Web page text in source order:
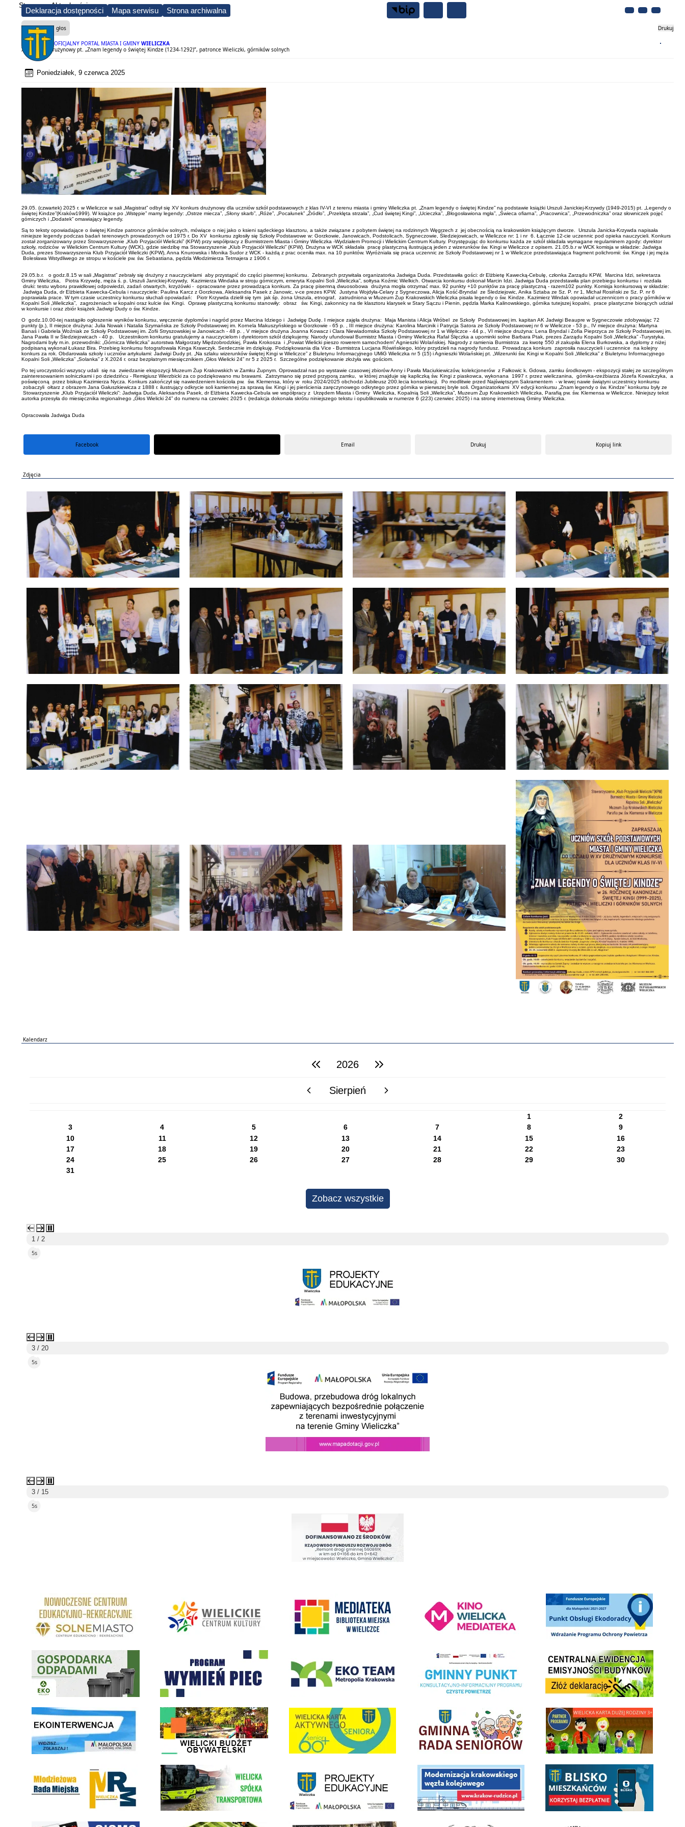
Deklaracja dostępności Mapa serwisu Strona archiwalna
OFICJALNY PORTAL MIASTA I GMINY WIELICZKA
Strona Aktualności
Czytaj na głos Drukuj
XV konkurs drużynowy pt. „Znam legendy o świętej Kindze (1234-1292)”, patronce Wieliczki, górników solnych
Poniedziałek, 9 czerwca 2025
29.05. (czwartek) 2025 r. w Wieliczce w sali „Magistrat” odbył się XV konkurs drużynowy dla uczniów szkół podstawowych z klas IV-VI z terenu miasta i gminy Wieliczka pt. „Znam legendy o świętej Kindze” na podstawie książki Urszuli Janickiej-Krzywdy (1949-2015) pt. „Legendy o
świętej Kindze”(Kraków1999). W książce po „Wstępie” mamy legendy: „Ostrze miecza”, „Słony skarb”, „Róże”, „Pocałunek” „Źródło”, „Przeklęta strzała”, „Cud świętej Kingi”, „Ucieczka”, „Błogosławiona mgła”, „Świeca ofiarna”, „Pracownica”, „Przewodniczka” oraz słowniczek pojęć
górniczych i „Dodatek” omawiający legendy.
Są to teksty opowiadające o świętej Kindze patronce górników solnych, mówiące o niej jako o ksieni sądeckiego klasztoru, a także związane z pobytem świętej na rodzinnych Węgrzech z jej obecnością na krakowskim książęcym dworze. Urszula Janicka-Krzywda napisała
niniejsze legendy podczas badań terenowych prowadzonych od 1975 r. Do XV konkursu zgłosiły się Szkoły Podstawowe w: Gorzkowie, Janowicach, Podstolicach, Sygneczowie, Śledziejowicach, w Wieliczce nr: 1 i nr 6. Łącznie 12-cie uczennic pod opieka nauczycieli. Konkurs
został zorganizowany przez Stowarzyszenie „Klub Przyjaciół Wieliczki” (KPW) przy współpracy z Burmistrzem Miasta i Gminy Wieliczka -Wydziałem Promocji i Wielickim Centrum Kultury. Przystępując do konkursu każda ze szkół składała wymagane regulaminem zgody: dyrektor
szkoły, rodziców w Wielickim Centrum Kultury (WCK), gdzie siedzibę ma Stowarzyszenie „Klub Przyjaciół Wieliczki” (KPW). Drużyna w WCK składała pracę plastyczną ilustrującą jeden z wizerunków św. Kingi w Wieliczce z opisem. 21.05.b.r w WCK komisja w składzie: Jadwiga
Duda, prezes Stowarzyszenia Klub Przyjaciół Wieliczki (KPW), Anna Knurowska i Monika Sudor z WCK - każdą z prac oceniła max. na 10 punktów. Wyróżniała się praca uczennic ze Szkoły Podstawowej nr 1 w Wieliczce przedstawiająca fragment polichromii: św. Kingę i jej męża
Bolesława Wstydliwego ze stropu w kościele pw. św. Sebastiana, pędzla Włodzimierza Tetmajera z 1906 r.
29.05.b.r. o godz.8.15 w sali „Magistrat” zebrały się drużyny z nauczycielami aby przystąpić do części pisemnej konkursu. Zebranych przywitała organizatorka Jadwiga Duda. Przedstawiła gości: dr Elżbietę Kawecką-Cebulę, członka Zarządu KPW, Marcina Idzi, sekretarza
Gminy Wieliczka, Piotra Krzywdę, męża ś. p. Urszuli Janickiej-Krzywdy, Kazimierza Windaka w stroju górniczym, emeryta Kopalni Soli „Wieliczka”, sołtysa Koźmic Wielkich. Otwarcia konkursu dokonał Marcin Idzi. Jadwiga Duda przedstawiła plan przebiegu konkursu i rozdała
druki: testu wyboru prawidłowej odpowiedzi, zadań otwartych, krzyżówki - opracowane przez prowadząca konkurs. Za pracę pisemną dwuosobowa drużyna mogła otrzymać max. 92 punkty +10 punktów za pracę plastyczną - razem102 punkty. Komisja konkursową w składzie:
Jadwiga Duda, dr Elżbieta Kawecka-Cebula i nauczyciele: Paulina Karcz z Gorzkowa, Aleksandra Pasek z Janowic, v-ce prezes KPW, Justyna Wojdyła-Celary z Sygneczowa, Alicja Kość-Bryndal ze Śledziejowic, Anika Sztaba ze Sz. P. nr 1, Michał Rosiński ze Sz. P. nr 6
poprawiała prace. W tym czasie uczestnicy konkursu słuchali opowiadań: Piotr Krzywda dzielił się tym jak śp. żona Urszula, etnograf, zatrudniona w Muzeum Żup Krakowskich Wieliczka pisała legendy o św. Kindze. Kazimierz Windak opowiadał uczennicom o pracy górników w
Kopalni Soli „Wieliczka”, zagrożeniach w kopalni oraz kulcie św. Kingi. Oprawę plastyczną konkursu stanowiły: obraz św. Kingi, zakonnicy na tle klasztoru klarysek w Stary Sączu i Pienin, pędzla Marka Kalinowskiego, górnika tutejszej kopalni, prace plastyczne biorących udział
w konkursie i oraz zbiór książek Jadwigi Dudy o św. Kindze.
O godz.10.00-tej nastąpiło ogłoszenie wyników konkursu, wręczenie dyplomów i nagród przez Marcina Idziego i Jadwigę Dudę. I miejsce zajęła drużyna: Maja Manista i Alicja Wróbel ze Szkoły Podstawowej im. kapitan AK Jadwigi Beaupre w Sygneczowie zdobywając 72
punkty (p.), II miejsce drużyna: Julia Nowak i Natalia Szymańska ze Szkoły Podstawowej im. Kornela Makuszyńskiego w Gorzkowie - 65 p. , III miejsce drużyna: Karolina Marcinik i Patrycja Satora ze Szkoły Podstawowej nr 6 w Wieliczce - 53 p., IV miejsce drużyna: Martyna
Banaś i Gabriela Woźniak ze Szkoły Podstawowej im. Zofii Stryszowskiej w Janowicach - 48 p. , V miejsce drużyna Joanna Kowacz i Clara Niewiadomska Szkoły Podstawowej nr 1 w Wieliczce - 44 p., VI miejsce drużyna: Lena Bryndal i Zofia Pieprzyca ze Szkoły Podstawowej im.
Jana Pawła II w Śledziejowicach - 40 p. Uczestnikom konkursu gratulujemy a nauczycielom i dyrektorom szkół dziękujemy. Narody ufundował Burmistrz Miasta i Gminy Wieliczka Rafał Ślęczka a upominki solne Barbara Ptak, prezes Zarządu Kopalni Soli „Wieliczka” -Turystyka.
Nagrodami były m.in. przewodniki: „Górnicza Wieliczka” autorstwa Małgorzaty Międzobrodzkiej, Pawła Krokosza i „Powiat Wielicki pieszo rowerem samochodem” Agnieszki Wolańskiej. Nagrody z ramienia Burmistrza za kwotę 550 zł zakupiła Elena Burkowska, a dyplomy z niżej
podpisaną wykonał Łukasz Bira. Przebieg konkursu fotografowała Kinga Krawczyk. Serdecznie im dziękuję. Podziękowania dla Vice - Burmistrza Lucjana Rówińskiego, który przydzieli na nagrody fundusz. Prowadząca konkurs zaprosiła nauczycieli i uczennice na kolejny
konkurs za rok. Obdarowała szkoły i uczniów artykułami: Jadwigi Dudy pt. „Na szlaku wizerunków świętej Kingi w Wieliczce” z Biuletynu Informacyjnego UMiG Wieliczka nr 5 (15) i Agnieszki Wolańskiej pt. „Wizerunki św. Kingi w Kopalni Soli „Wieliczka” z Biuletynu Informacyjnego
Kopalni Soli „Wieliczka” „Solanka” z X.2024 r. oraz bezpłatnym miesięcznikiem „Głos Wielicki 24” nr 5 z 2025 r. Szczególne podziękowanie złożyła ww. gościom.
Po tej uroczystości wszyscy udali się na zwiedzanie ekspozycji Muzeum Żup Krakowskich w Zamku Żupnym. Oprowadzał nas po wystawie czasowej zbiorów Anny i Pawła Maciukiewiczów, kolekcjonerów z Fałkowic k. Gdowa, zamku środkowym - ekspozycji stałej ze szczególnym
zainteresowaniem solniczkami i po dziedzińcu - Remigiusz Wierzbicki za co podziękowano mu brawami. Zatrzymano się przed przyporą zamku, w której znajduje się kapliczką św. Kingi z piaskowca, wykonana 1997 r. przez wieliczanina, górnika-rzeźbiarza Józefa Kowalczyka, a
poświęconą przez biskup Kazimierza Nycza. Konkurs zakończył się nawiedzeniem kościoła pw. św. Klemensa, który w roku 2024/2025 obchodzi Jubileusz 200.lecia konsekracji. Po modlitwie przed Najświętszym Sakramentem - w lewej nawie świątyni uczestnicy konkursu
zobaczyli ołtarz z obrazem Jana Gałuszkiewicza z 1888 r. ilustrujący odkrycie soli kamiennej za sprawą św. Kingi i jej pierścienia zaręczynowego odkrytego przez górnika w pierwszej bryle soli. Organizatorkami XV edycji konkursu „Znam legendy o św. Kindze” konkursu były ze
Stowarzyszenie „Klub Przyjaciół Wieliczki”: Jadwiga Duda, Aleksandra Pasek, dr Elżbieta Kawecka-Cebula we współpracy z Urzędem Miasta i Gminy Wieliczka, Kopalnią Soli „Wieliczka”, Muzeum Żup Krakowskich Wieliczka, Parafią pw. św. Klemensa w Wieliczce. Niniejszy tekst
autorka przesyła do miesięcznika regionalnego „Głos Wielicki 24” do numeru na czerwiec 2025 r. (redakcja dokonała skrótu niniejszego tekstu i opublikowała w numerze 6 (223) czerwiec 2025) i na stronę internetową Gminy Wieliczka.
Opracowała Jadwiga Duda
Facebook Email Drukuj Kopiuj link
Zdjęcia
Kalendarz
poprzedni rok2026 następny rok
poprzedni miesiącSierpień następny miesiąc
1
2
3
4 5 6 7 8
9
10
11 12 13 14 15
16
17
18 19 20 21 22
23
24
25 26 27 28 29
30
31
Zobacz wszystkie
1 / 2
3s
3 / 20
3s
Budowa przebudowa drog prowadzacych do SAG w wieliczce
3 / 15
3s
Remont drogi gminnej 560861K ul. Juliusza Słowackiego w Wieliczce
link do strony Centrum Edukacyjno Rekreacyjne Punkt Obsługi Ekodoradcy Wieliczka
Gospodarka odpadami na terenie Miasta i Gminy Wieliczka Realizacja Programu Czyste Powietrze w Gminie WieliczkaCentrala Ewidencja Emisyjności Budynków - złóż
link do strony ekointerwencja dot.- powietrza link do strony - Wielicki Budżet Obywatelski link do strony Wielicka Karta Aktywnego Seniora link do strony Gminnej Rady Seniorow - Wieliczka link do strony - Wielicka Karta Dużej Rodziny
link do strony Wielickiej Spółki Transportowej link do strony - projekty edukacyjne dofinansowane z Europejskiego Funduszu Społecznego
link do opisu projektu budowy linii kolejowej Krakow Rudzicelink do opisu aplikacji - BLISKO, Gmina Wieliczka w
link do strony systemu wczesnego ostrzegania mieszkańców SISMSlink do opisu projektu Wielickie Orliki link do lokalizatora grobów na wielickim cmentarzu - grobnetlink do strony - Muzeum Żup Krakowskich Wieliczka link do strony Kopalni Soli Wieliczka